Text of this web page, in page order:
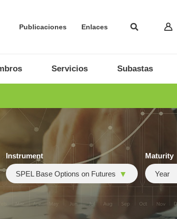
Publicaciones Enlaces
Servicios Subastas
Instrument
SPEL Base Options on Futures
Maturity
Year